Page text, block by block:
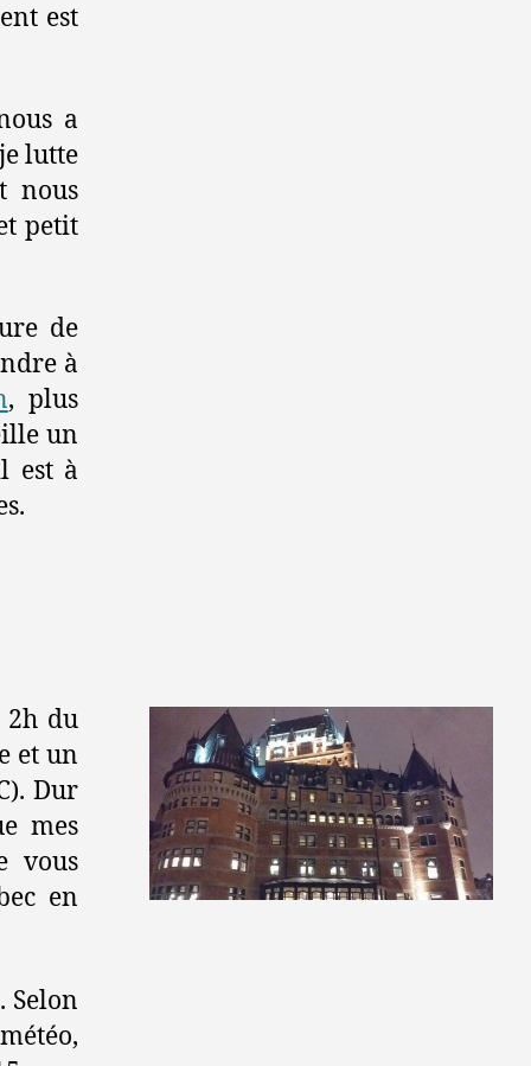
est
a
lutte
nous
petit
de
à
, plus
un
est à
2h du
et un
Dur
mes
vous
en
Selon